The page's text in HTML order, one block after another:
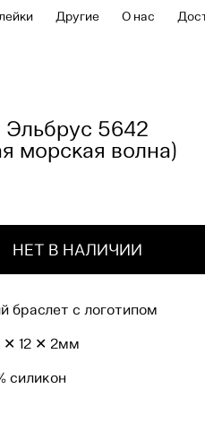
Другие О нас
Другие О нас
Эльбрус 5642
морская волна)
НЕТ В НАЛИЧИИ
браслет с логотипом
✕ 12 ✕ 2мм
силикон